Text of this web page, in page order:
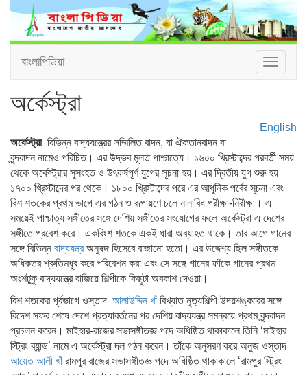
Toggle
বাংলাপিডিয়া
অর্কেস্ট্রা
English
অর্কেস্ট্রাবিভিন্ন বাদ্যযন্ত্রের সম্মিলিত বাদন, যা ঐকতানবাদন বা
বৃন্দবাদন নামেও পরিচিত। এর উদ্ভব মূলত পাশ্চাত্যে। ১৬০০ খ্রিস্টাব্দের পরবর্তী সময়
থেকে অর্কেস্ট্রার সুসংহত ও উৎকর্ষপূর্ণ যুগের সূচনা হয়। এর দ্বিতীয় যুগ শুরু হয়
১৭০০ খ্রিস্টাব্দের পর থেকে। ১৮০০ খ্রিস্টাব্দের পরে এর আধুনিক পর্বের সূচনা এবং
বিশ শতকের প্রথম ভাগে এর গঠন ও রূপায়ণে চলে নানাবিধ পরীক্ষা-নিরীক্ষা। এ
সময়েই পাশ্চাত্য সঙ্গীতের সঙ্গে দেশিয় সঙ্গীতের সংযোগের ফলে অর্কেস্ট্রা এ দেশের
সঙ্গীতে প্রবেশ করে। একবিংশ শতকে একই ধারা অব্যাহত থাকে। তার আগে গানের
সঙ্গে বিভিন্ন বাদ্যযন্ত্রঅনুষঙ্গ হিসেবে বাজানো হতো। এর উদ্দেশ্য ছিল সঙ্গীতকে
অধিকতর শ্রুতিমধুর করে পরিবেশন করা এবং সে সঙ্গে গানের ফাঁকে গানের প্রথম
অংশটুকু বাদ্যযন্ত্রে বাজিয়ে শিল্পীকে কিছুটা অবকাশ দেওয়া।
বিশ শতকের পূর্বভাগে ওস্তাদ আলাউদ্দিন খাঁ বিখ্যাত নৃত্যশিল্পী উদয়শঙ্করের সঙ্গে
বিদেশ সফর শেষে দেশে প্রত্যাবর্তনের পর দেশিয় বাদ্যযন্ত্র সমন্বয়ে প্রথম বৃন্দবাদন
প্রচলন করেন। মাইহার-রাজের সভাসঙ্গীতজ্ঞ পদে অধিষ্ঠিত থাকাকালে তিনি ‘মাইহার
স্ট্রিং ব্যান্ড’ নামে এ অর্কেস্ট্রা দল গঠন করেন। তাঁকে অনুসরণ করে অনুজ ওস্তাদ
আয়েত আলী খাঁ রামপুর রাজের সভাসঙ্গীতজ্ঞ পদে অধিষ্ঠিত থাকাকালে ‘রামপুর স্ট্রিং